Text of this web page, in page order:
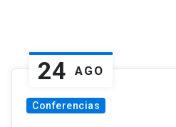
24 AGO
Conferencias